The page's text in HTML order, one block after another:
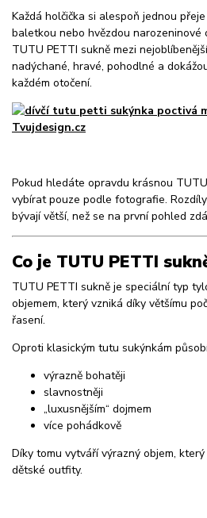
Každá holčička si alespoň jednou
baletkou nebo hvězdou narozeninové
TUTU PETTI sukně mezi
nadýchané, hravé, pohodlné a
každém otočení.
Pokud hledáte opravdu krásnou
vybírat pouze podle fotografie.
bývají větší, než se na první pohled
Co je TUTU PETTI
TUTU PETTI sukně je speciální typ
objemem, který vzniká díky většímu
řasení.
Oproti klasickým tutu sukýnkám
výrazně bohatěji
slavnostněji
„luxusnějším“ dojmem
více pohádkově
Díky tomu vytváří výrazný objem,
dětské outfity.